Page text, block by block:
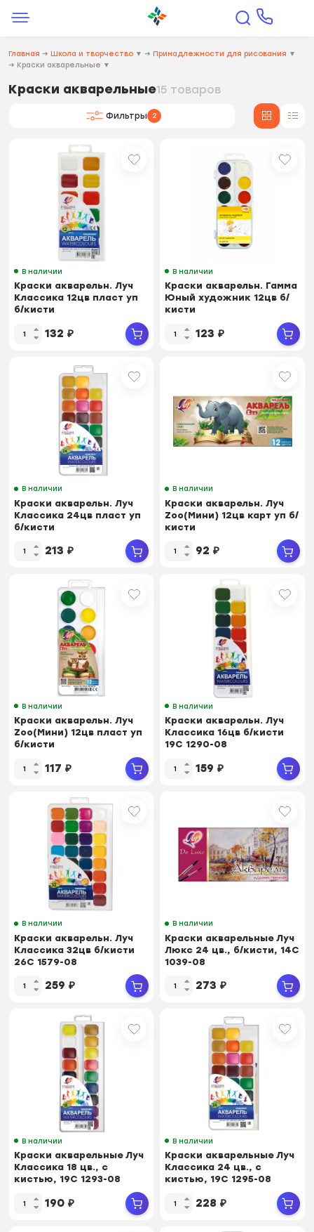
Главная → Школа и творчество ▼ → Принадлежности для рисования ▼
→ Краски акварельные ▼
Краски акварельные15 товаров
Фильтры 2
В наличии
Краски акварельн. Луч
Классика 12цв пласт уп
б/кисти
132 ₽
В наличии
Краски акварельн. Гамма
Юный художник 12цв б/
кисти
123 ₽
В наличии
Краски акварельн. Луч
Классика 24цв пласт уп
б/кисти
213 ₽
В наличии
Краски акварельн. Луч
Zoo(Мини) 12цв карт уп б/
кисти
92 ₽
В наличии
Краски акварельн. Луч
Zoo(Мини) 12цв пласт уп
б/кисти
117 ₽
В наличии
Краски акварельн. Луч
Классика 16цв б/кисти
19С 1290-08
159 ₽
В наличии
Краски акварельн. Луч
Классика 32цв б/кисти
26С 1579-08
259 ₽
В наличии
Краски акварельные Луч
Люкс 24 цв., б/кисти, 14С
1039-08
273 ₽
В наличии
Краски акварельные Луч
Классика 18 цв., с
кистью, 19С 1293-08
190 ₽
В наличии
Краски акварельные Луч
Классика 24 цв., с
кистью, 19С 1295-08
228 ₽